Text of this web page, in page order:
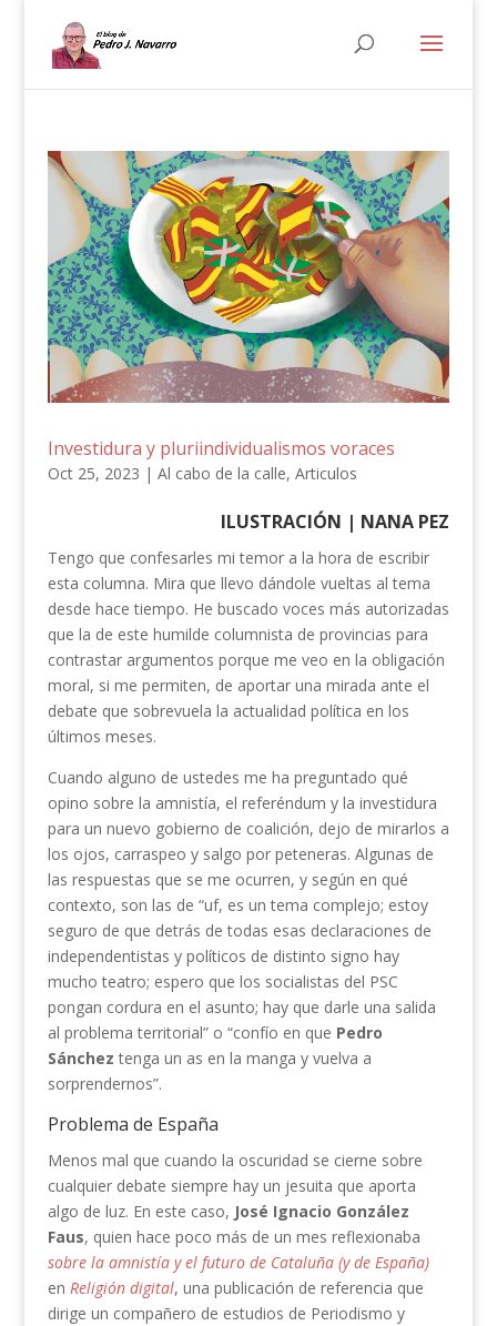
Investidura y pluriindividualismos voraces
Oct 25, 2023 | Al cabo de la calle, Articulos
ILUSTRACIÓN | NANA PEZ
Tengo que confesarles mi temor a la hora de escribir
esta columna. Mira que llevo dándole vueltas al tema
desde hace tiempo. He buscado voces más autorizadas
que la de este humilde columnista de provincias para
contrastar argumentos porque me veo en la obligación
moral, si me permiten, de aportar una mirada ante el
debate que sobrevuela la actualidad política en los
últimos meses.
Cuando alguno de ustedes me ha preguntado qué
opino sobre la amnistía, el referéndum y la investidura
para un nuevo gobierno de coalición, dejo de mirarlos a
los ojos, carraspeo y salgo por peteneras. Algunas de
las respuestas que se me ocurren, y según en qué
contexto, son las de “uf, es un tema complejo; estoy
seguro de que detrás de todas esas declaraciones de
independentistas y políticos de distinto signo hay
mucho teatro; espero que los socialistas del PSC
pongan cordura en el asunto; hay que darle una salida
al problema territorial” o “confío en que Pedro
Sánchez tenga un as en la manga y vuelva a
sorprendernos”.
Problema de España
Menos mal que cuando la oscuridad se cierne sobre
cualquier debate siempre hay un jesuita que aporta
algo de luz. En este caso, José Ignacio González
Faus, quien hace poco más de un mes reflexionaba
sobre la amnistía y el futuro de Cataluña (y de España)
en Religión digital, una publicación de referencia que
dirige un compañero de estudios de Periodismo y